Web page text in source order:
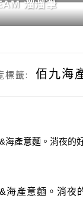
溜溜筆
標籤: 佰九海
海產意麵。消夜